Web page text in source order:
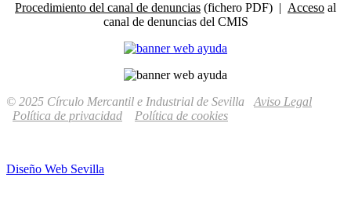
Procedimiento del canal de denuncias (fichero PDF) | Acceso al
canal de denuncias del CMIS
© 2025 Círculo Mercantil e Industrial de Sevilla Aviso Legal
Política de privacidad
Política de cookies
Diseño Web Sevilla